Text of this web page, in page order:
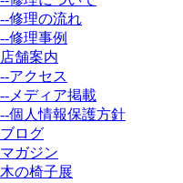
--修理の流れ
--修理事例
店舗案内
--アクセス
--メディア掲載
--個人情報保護方針
ブログ
マガジン
木の椅子展